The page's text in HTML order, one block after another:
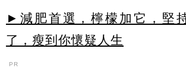
►減肥首選，檸檬加它，堅
了，瘦到你懷疑人生
PR